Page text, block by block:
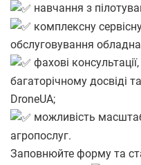
навчання з
комплексну
обслуговування
фахові
багаторічному досвіді
DroneUA;
можливість
агропослуг.
Заповнюйте форму та